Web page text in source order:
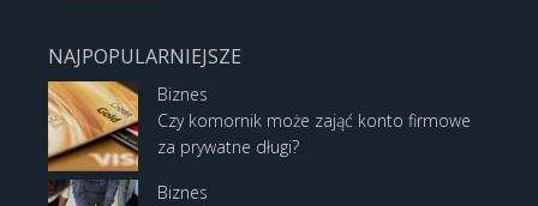
NAJPOPULARNIEJSZE
Biznes
Czy komornik może zająć konto firmowe
za prywatne długi?
Biznes